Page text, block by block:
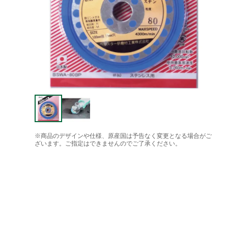
※商品のデザインや仕様、原産国は予告なく変更となる場合がご
ざいます。ご指定はできませんのでご了承ください。